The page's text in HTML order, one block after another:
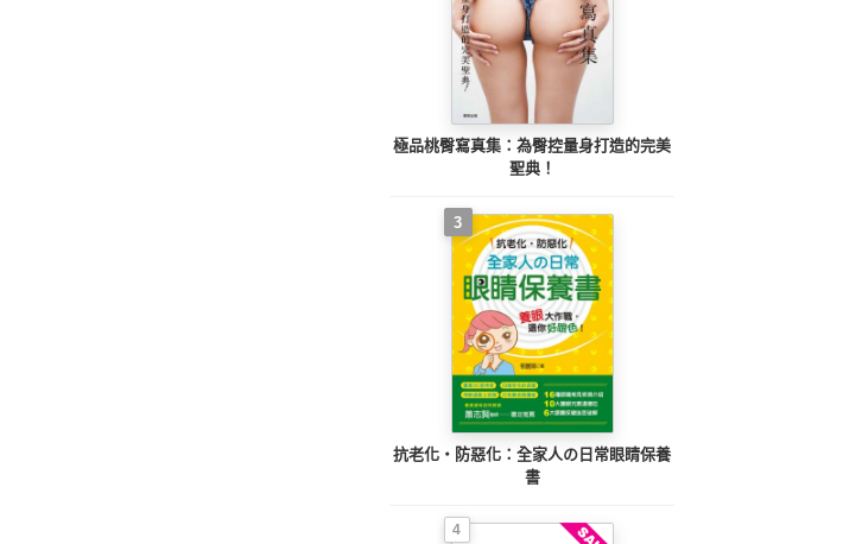
極品桃臀寫真集：為臀控量身打造的完美
聖典！
3
抗老化‧防惡化：全家人の日常眼睛保養
書
4